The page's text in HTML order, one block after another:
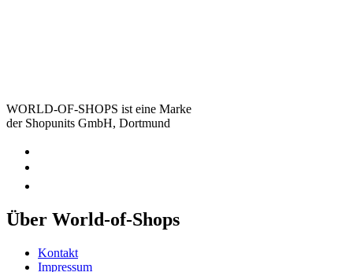
WORLD-OF-SHOPS ist eine Marke
der Shopunits GmbH, Dortmund
Über World-of-Shops
Kontakt
Impressum